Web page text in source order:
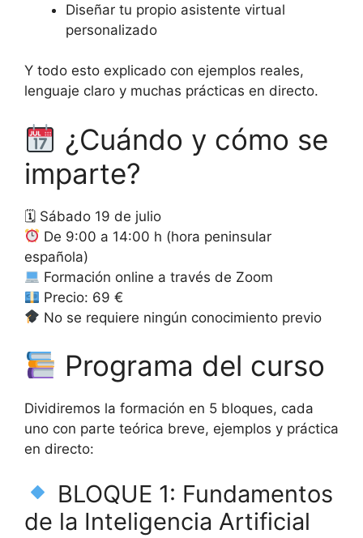
Diseñar tu propio asistente virtual
personalizado
Y todo esto explicado con ejemplos reales,
lenguaje claro y muchas prácticas en directo.
¿Cuándo y cómo se
imparte?
🗓 Sábado 19 de julio
De 9:00 a 14:00 h (hora peninsular
española)
Formación online a través de Zoom
Precio: 69 €
No se requiere ningún conocimiento previo
Programa del curso
Dividiremos la formación en 5 bloques, cada
uno con parte teórica breve, ejemplos y práctica
en directo:
BLOQUE 1: Fundamentos
de la Inteligencia Artificial